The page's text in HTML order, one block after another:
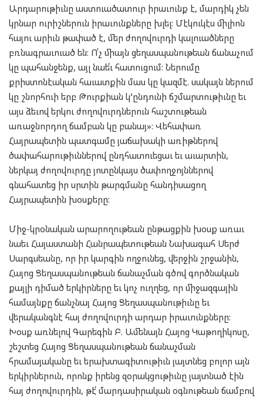
Արդարութիւնը աստուածատուր իրաւունք է, մարդիկ չեն
կրնար ուրիշներուն իրաւունքները խլել: Մէկուկէս միլիոն
հայու արիւն թափած է, մեր ժողովուրդի կալուածները
բռնագրաւուած են: Ո՛չ միայն ցեղասպանութեան ճանաչում
կը պահանջենք, այլ նաե՛ւ հատուցում: Ներումը
քրիստոնէական հաւատքին մաս կը կազմէ. սակայն ներում
կը շնորհուի երբ Թուրքիան կ’ընդունի ճշմարտութիւնը եւ
այս ձեւով երկու ժողովուրդներուն հաշտութեան
առաջնորդող ճամբան կը բանայ»: Վեհափառ
Հայրապետին պատգամը յաճախակի առիթներով
ծափահարութիւններով ընդհատուեցաւ եւ աւարտին,
ներկայ ժողովուրդը յոտընկայս ծափողջոյններով
գնահատեց իր սրտին թարգմանը հանդիսացող
Հայրապետին խօսքերը:
Միջ-կրօնական արարողութեան ընթացքին խօսք առաւ
նաեւ Հայաստանի Հանրապետութեան Նախագահ Սերժ
Սարգսեանը, որ իր կարգին ողջունեց, վերջին շրջանին,
Հայոց Ցեղասպանութեան ճանաչման գծով գործնական
քայլի դիմած երկիրները եւ կոչ ուղղեց, որ միջազգային
համայնքը ճանչնայ Հայոց Ցեղասպանութիւնը եւ
վերականգնէ հայ ժողովուրդի արդար իրաւունքները:
Խօսք առնելով Գարեգին Բ. Ամենայն Հայոց Կաթողիկոսը,
շեշտեց Հայոց Ցեղասպանութեան ճանաչման
հրամայականը եւ երախտագիտութիւն յայտնեց բոլոր այն
երկիրներուն, որոնք իրենց զօրակցութիւնը յայտնած էին
հայ ժողովուրդին, թէ՛ մարդասիրական օգնութեան ճամբով